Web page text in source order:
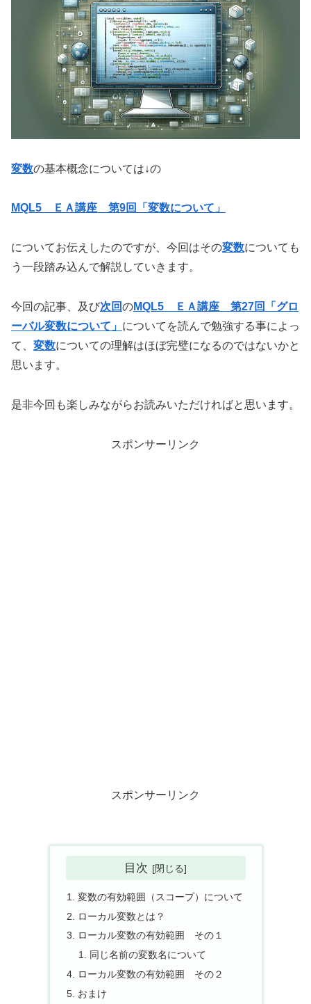
変数の基本概念については↓の
MQL5 ＥＡ講座 第9回「変数について」
についてお伝えしたのですが、今回はその変数についても
う一段踏み込んで解説していきます。
今回の記事、及び次回のMQL5 ＥＡ講座 第27回「グロ
ーバル変数について」 についてを読んで勉強する事によっ
て、 変数についての理解はほぼ完璧になるのではないかと
思います。
是非今回も楽しみながらお読みいただければと思います。
スポンサーリンク
スポンサーリンク
目次
変数の有効範囲（スコープ）について
ローカル変数とは？
ローカル変数の有効範囲 その１
同じ名前の変数名について
ローカル変数の有効範囲 その２
おまけ